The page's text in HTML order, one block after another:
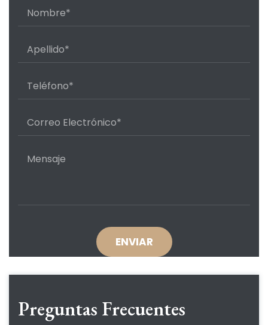
Preguntas Frecuentes